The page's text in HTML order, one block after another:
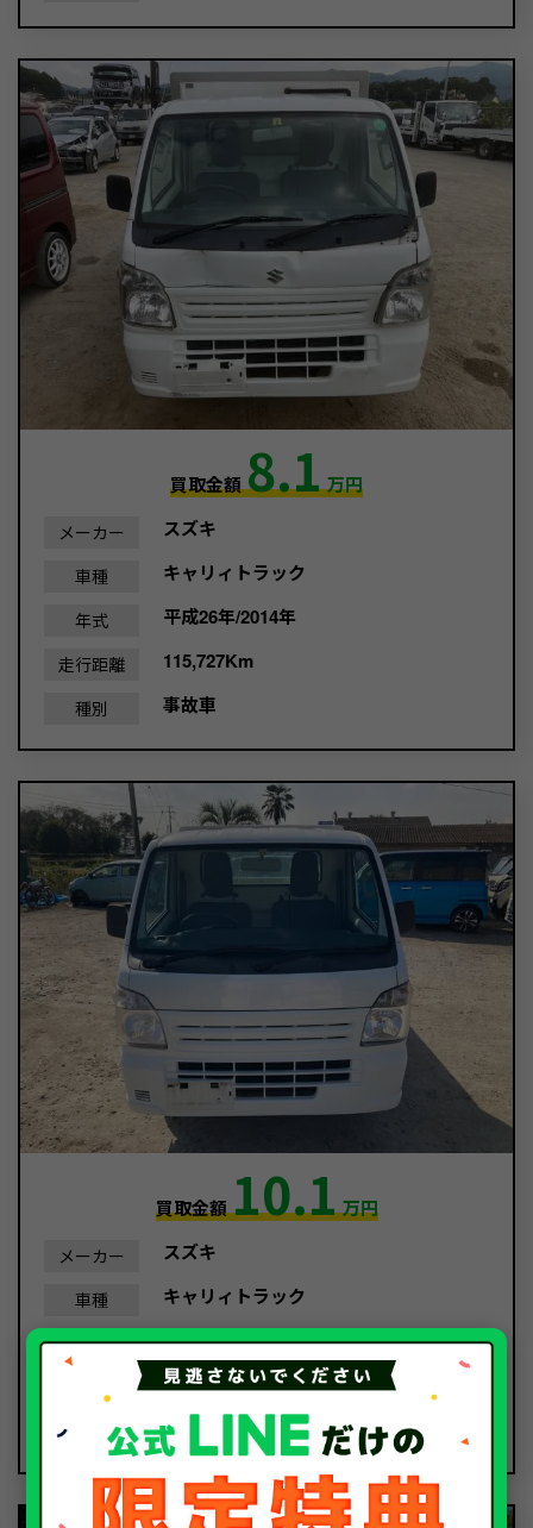
買取金額8.1万円
メーカー スズキ
車種 キャリィトラック
年式 平成26年/2014年
走行距離 115,727Km
種別 事故車
買取金額10.1万円
メーカー スズキ
車種 キャリィトラック
年式 平成25年/2013年
28,885Km
故障車